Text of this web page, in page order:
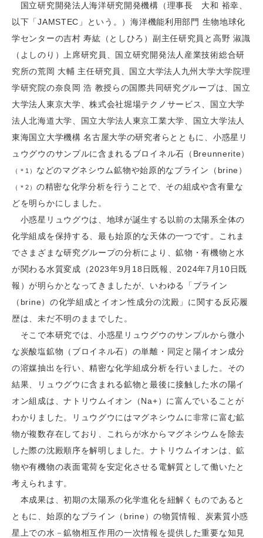
国立研究開発法人海洋研究開発機構（理事長 大和 裕幸、
以下「JAMSTEC」という。）海洋機能利用部門 生物地球化
学センターの吉村 寿紘（としひろ）副主任研究員と高野 淑識
（よしのり）上席研究員、国立研究開発法人産業技術総合研
究所の荒岡 大輔 主任研究員、国立大学法人九州大学大学院理
学研究院の奈良岡 浩 教授らの国際共同研究グループは、国立
大学法人東京大学、株式会社堀場テクノサービス、国立大学
法人北海道大学、国立大学法人東京工業大学、国立大学法人
東海国立大学機構 名古屋大学の研究者らとともに、小惑星リ
ュウグウのサンプルに含まれるブロイネル石（Breunnerite）
（＊1） などのマグネシウム鉱物や始原的なブライン（brine）
（＊2） の精密な化学分析を行うことで、その組成や含有量な
どを明らかにしました。
小惑星リュウグウは、地球が誕生する以前の太陽系全体の
化学組成を保持する、最も始原的な天体の一つです。これま
でさまざまな研究グループの分析により、鉱物・有機物と水
が関わる水質変成（2023年9月18日既報、2024年7月10日既
報）が明らかとなってきましたが、いわゆる「ブライン
（brine）の化学組成とイオン性成分の沈殿」に関する反応履
歴は、未だ不明のままでした。
そこで本研究では、小惑星リュウグウのサンプルから微小
な炭酸塩鉱物（ブロイネル石）の単離・同定と陽イオン成分
の溶媒抽出を行い、精密な化学組成分析を行いました。その
結果、リュウグウに含まれる鉱物と最後に接触した水の陽イ
オン組成は、ナトリウムイオン（Na+）に富んでいることが
わかりました。リュウグウにはマグネシウムに非常に富む鉱
物が複数存在しており、これらが水からマグネシウムを除去
した際の沈殿順序を解明しました。ナトリウムイオンは、鉱
物や有機物の表面電荷を安定化させる電解質として働いたと
考えられます。
本成果は、初期の太陽系の化学進化を紐解くものであると
ともに、始原的なブライン（brine）の物質情報、炭素質小惑
星上での水－鉱物相互作用の一次情報を提供した重要な知見